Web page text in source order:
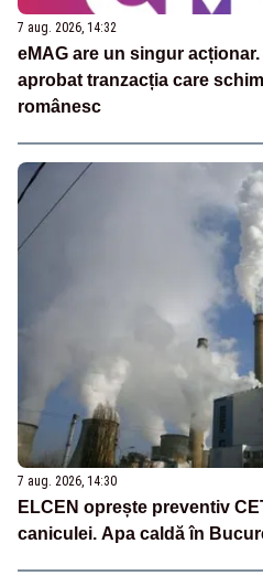
7 aug. 2026, 14:32
eMAG are un singur
aprobat tranzacția care
românesc
7 aug. 2026, 14:30
ELCEN oprește preventiv
caniculei. Apa caldă în